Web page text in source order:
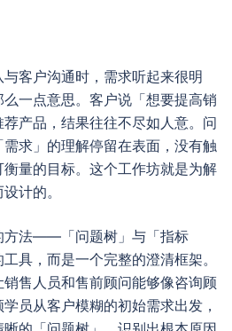
客户沟通时，需求听起来很明
一点意思。客户说「想要提高销
产品，结果往往不尽如人意。问
求」的理解停留在表面，没有触
量的目标。这个工作坊就是为解
计的。
方法——「问题树」与「指标
具，而是一个完整的澄清框架。
售人员和售前顾问能够像咨询顾
员从客户模糊的初始需求出发，